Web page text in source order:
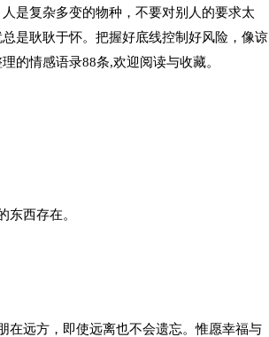
是复杂多变的物种，不要对别人的要求太
是耿耿于怀。把握好底线控制好风险，像谅
的情感语录88条,欢迎阅读与收藏。
西存在。
在远方，即使远离也不会遗忘。惟愿幸福与